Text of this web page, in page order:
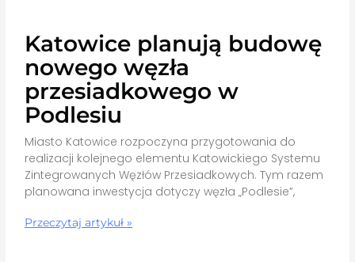
Katowice planują budowę
nowego węzła
przesiadkowego w
Podlesiu
Miasto Katowice rozpoczyna przygotowania do
realizacji kolejnego elementu Katowickiego Systemu
Zintegrowanych Węzłów Przesiadkowych. Tym razem
planowana inwestycja dotyczy węzła „Podlesie”,
Przeczytaj artykuł »